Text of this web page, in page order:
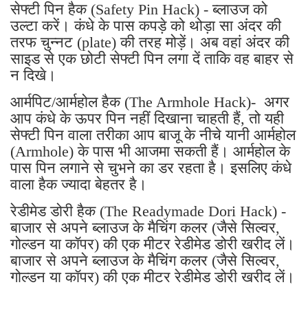
सेफ्टी पिन हैक (Safety Pin Hack) - ब्लाउज को
उल्टा करें। कंधे के पास कपड़े को थोड़ा सा अंदर की
तरफ चुन्नट (plate) की तरह मोड़ें। अब वहां अंदर की
साइड से एक छोटी सेफ्टी पिन लगा दें ताकि वह बाहर से
न दिखे।
आर्मपिट/आर्महोल हैक (The Armhole Hack)- अगर
आप कंधे के ऊपर पिन नहीं दिखाना चाहती हैं, तो यही
सेफ्टी पिन वाला तरीका आप बाजू के नीचे यानी आर्महोल
(Armhole) के पास भी आजमा सकती हैं। आर्महोल के
पास पिन लगाने से चुभने का डर रहता है। इसलिए कंधे
वाला हैक ज्यादा बेहतर है।
रेडीमेड डोरी हैक (The Readymade Dori Hack) -
बाजार से अपने ब्लाउज के मैचिंग कलर (जैसे सिल्वर,
गोल्डन या कॉपर) की एक मीटर रेडीमेड डोरी खरीद लें।
बाजार से अपने ब्लाउज के मैचिंग कलर (जैसे सिल्वर,
गोल्डन या कॉपर) की एक मीटर रेडीमेड डोरी खरीद लें।